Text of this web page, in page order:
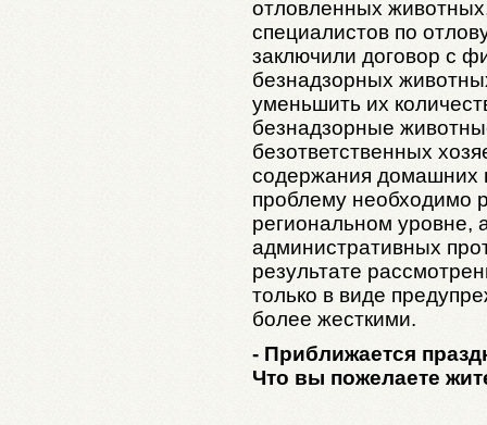
отловленных
специалистов по
заключили договор с
безнадзорных
уменьшить их
безнадзорные
безответственных
содержания домашних
проблему необходимо
региональном уровне,
административных
результате
только в виде
более жесткими.
- Приближается
Что вы пожелаете